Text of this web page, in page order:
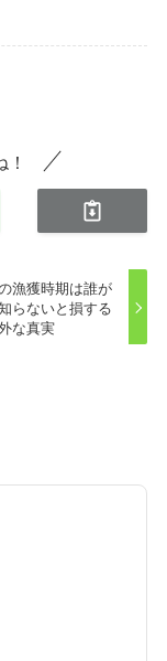
漁獲時期は誰が
らないと損する
な真実